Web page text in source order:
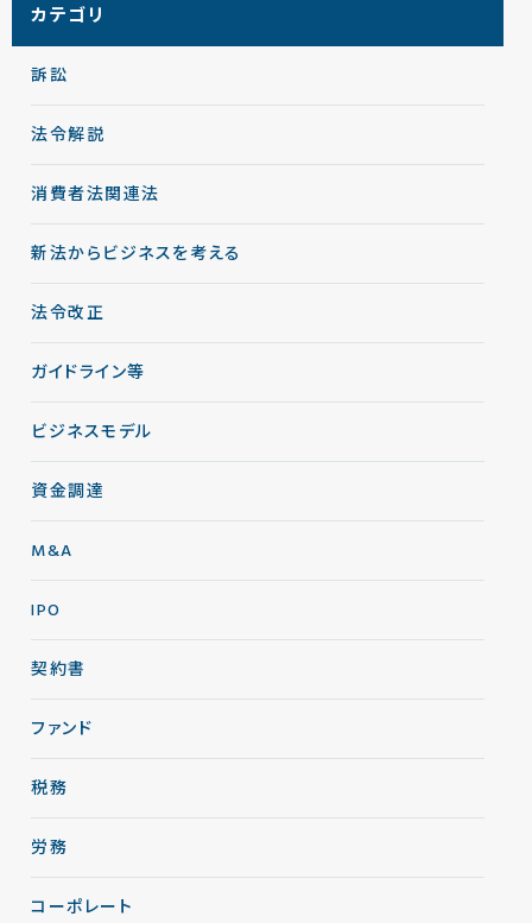
カテゴリ
訴訟
法令解説
消費者法関連法
新法からビジネスを考える
法令改正
ガイドライン等
ビジネスモデル
資金調達
M&A
IPO
契約書
ファンド
税務
労務
コーポレート